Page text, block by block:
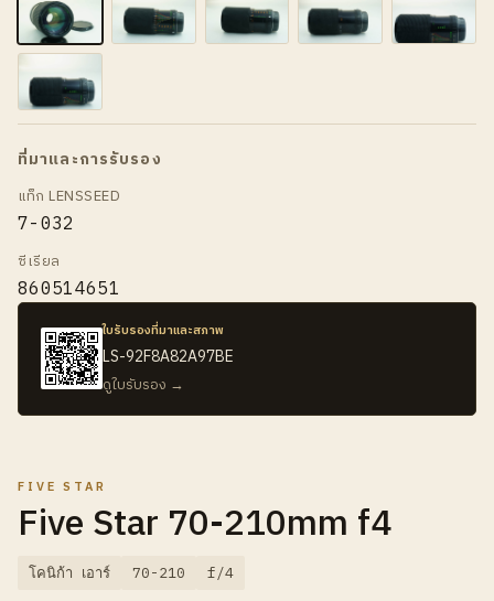
ที่มาและการรับรอง
แท็ก LENSSEED
7-032
ซีเรียล
860514651
ใบรับรองที่มาและสภาพ
LS-92F8A82A97BE
ดูใบรับรอง →
FIVE STAR
Five Star 70-210mm f4
โคนิก้า เอาร์ 70-210 f/4